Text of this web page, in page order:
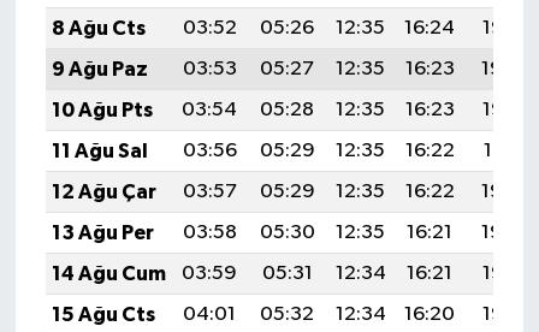
8 Ağu Cts
03:52 05:26 12:35 16:24
19:35
9 Ağu Paz
03:53 05:27 12:35 16:23
19:34
10 Ağu Pts
03:54 05:28 12:35 16:23
19:32
11 Ağu Sal
03:56 05:29 12:35 16:22
19:31
12 Ağu Çar
03:57 05:29 12:35 16:22
19:30
13 Ağu Per
03:58 05:30 12:35 16:21
19:29
14 Ağu Cum
03:59 05:31 12:34 16:21
19:28
15 Ağu Cts
04:01 05:32 12:34 16:20
19:26
YAŞAM
Yerel Haberler